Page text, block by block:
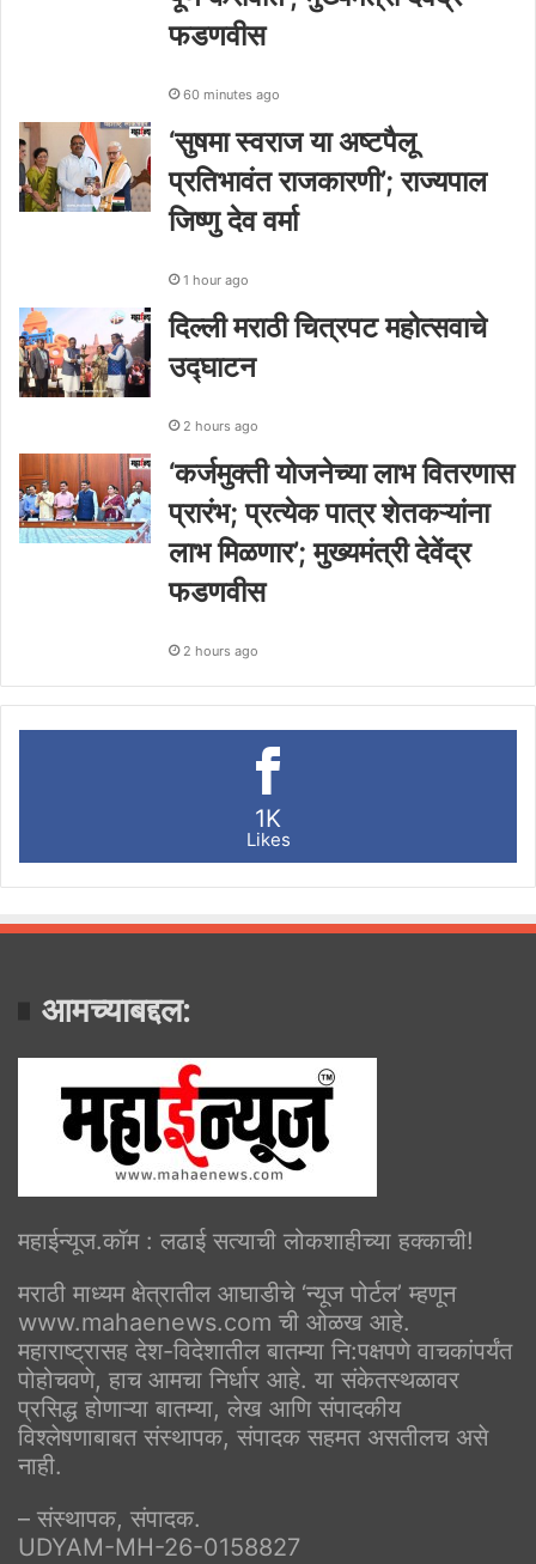
फडणवीस
60 minutes ago
‘सुषमा स्वराज या अष्टपैलू
प्रतिभावंत राजकारणी’; राज्यपाल
जिष्णु देव वर्मा
1 hour ago
दिल्ली मराठी चित्रपट महोत्सवाचे
उद्घाटन
2 hours ago
‘कर्जमुक्ती योजनेच्या लाभ वितरणास
प्रारंभ; प्रत्येक पात्र शेतकऱ्यांना
लाभ मिळणार’; मुख्यमंत्री देवेंद्र
फडणवीस
2 hours ago
1K
Likes
आमच्याबद्दल:
महाईन्यूज.कॉम : लढाई सत्याची लोकशाहीच्या हक्काची!
मराठी माध्यम क्षेत्रातील आघाडीचे ‘न्यूज पोर्टल’ म्हणून
www.mahaenews.com ची ओळख आहे.
महाराष्ट्रासह देश-विदेशातील बातम्या नि:पक्षपणे वाचकांपर्यंत
पोहोचवणे, हाच आमचा निर्धार आहे. या संकेतस्थळावर
प्रसिद्ध होणाऱ्या बातम्या, लेख आणि संपादकीय
विश्लेषणाबाबत संस्थापक, संपादक सहमत असतीलच असे
नाही.
– संस्थापक, संपादक.
UDYAM-MH-26-0158827